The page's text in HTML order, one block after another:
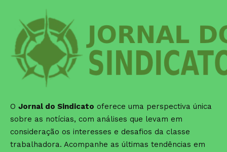
O Jornal do Sindicato oferece uma perspectiva única
sobre as notícias, com análises que levam em
consideração os interesses e desafios da classe
trabalhadora. Acompanhe as últimas tendências em